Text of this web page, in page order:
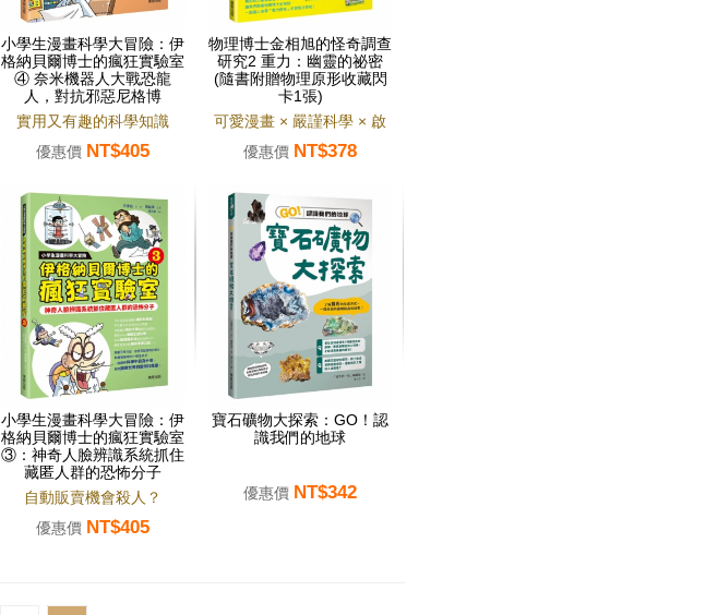
小學生漫畫科學大冒險：伊
格納貝爾博士的瘋狂實驗室
④ 奈米機器人大戰恐龍
人，對抗邪惡尼格博
實用又有趣的科學知識
優惠價 NT$405
物理博士金相旭的怪奇調查
研究2 重力：幽靈的祕密
(隨書附贈物理原形收藏閃
卡1張)
可愛漫畫 × 嚴謹科學 × 啟
發思考
優惠價 NT$378
小學生漫畫科學大冒險：伊
格納貝爾博士的瘋狂實驗室
③：神奇人臉辨識系統抓住
藏匿人群的恐怖分子
自動販賣機會殺人？
優惠價 NT$405
寶石礦物大探索：GO！認
識我們的地球
優惠價 NT$342